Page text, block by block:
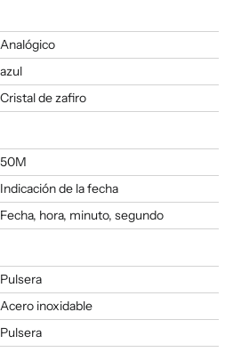
Analógico
azul
Cristal de zafiro
50M
Indicación de la fecha
Fecha, hora, minuto, segundo
Pulsera
Acero inoxidable
Pulsera